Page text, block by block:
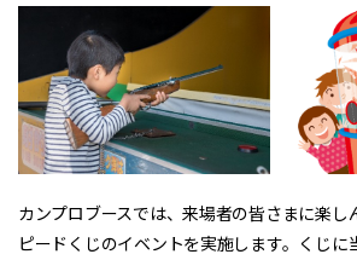
カンプロブースでは、来場者の皆さまに楽し
ピードくじのイベントを実施します。くじに